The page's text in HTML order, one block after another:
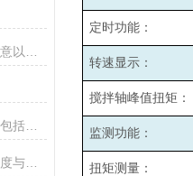
定时功能：
转速显示：
搅拌轴峰值扭矩：
监测功能：
扭矩测量：